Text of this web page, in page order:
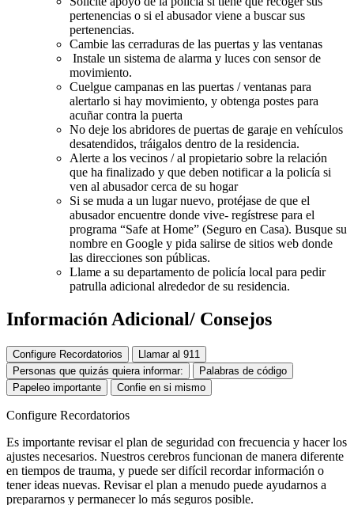
pertenencias o si el abusador viene a buscar sus
pertenencias.
Cambie las cerraduras de las puertas y las ventanas
Instale un sistema de alarma y luces con sensor de
movimiento.
Cuelgue campanas en las puertas / ventanas para
alertarlo si hay movimiento, y obtenga postes para
acuñar contra la puerta
No deje los abridores de puertas de garaje en vehículos
desatendidos, tráigalos dentro de la residencia.
Alerte a los vecinos / al propietario sobre la relación
que ha finalizado y que deben notificar a la policía si
ven al abusador cerca de su hogar
Si se muda a un lugar nuevo, protéjase de que el
abusador encuentre donde vive- regístrese para el
programa “Safe at Home” (Seguro en Casa). Busque su
nombre en Google y pida salirse de sitios web donde
las direcciones son públicas.
Llame a su departamento de policía local para pedir
patrulla adicional alrededor de su residencia.
Información Adicional/ Consejos
Configure Recordatorios
Llamar al 911
Personas que quizás quiera informar:
Palabras de código
Papeleo importante
Confie en si mismo
Configure Recordatorios
Es importante revisar el plan de seguridad con frecuencia y hacer los
ajustes necesarios. Nuestros cerebros funcionan de manera diferente
en tiempos de trauma, y puede ser difícil recordar información o
tener ideas nuevas. Revisar el plan a menudo puede ayudarnos a
prepararnos y permanecer lo más seguros posible.